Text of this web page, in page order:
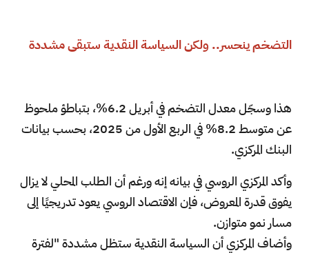
التضخم ينحسر.. ولكن السياسة النقدية ستبقى مشددة
هذا وسجّل معدل التضخم في أبريل 6.2%، بتباطؤ ملحوظ
عن متوسط 8.2% في الربع الأول من 2025، بحسب بيانات
البنك المركزي.
وأكد المركزي الروسي في بيانه إنه ورغم أن الطلب المحلي لا يزال
يفوق قدرة المعروض، فإن الاقتصاد الروسي يعود تدريجيًا إلى
مسار نمو متوازن.
وأضاف المركزي أن السياسة النقدية ستظل مشددة "لفترة